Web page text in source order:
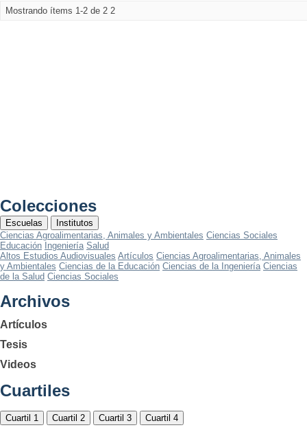
Mostrando ítems 1-2 de 2 2
Colecciones
Escuelas
Institutos
Ciencias Agroalimentarias, Animales y Ambientales Ciencias Sociales
Educación Ingeniería Salud
Altos Estudios Audiovisuales Artículos Ciencias Agroalimentarias, Animales
y Ambientales Ciencias de la Educación Ciencias de la Ingeniería Ciencias
de la Salud Ciencias Sociales
Archivos
Artículos
Tesis
Videos
Cuartiles
Cuartil 1 Cuartil 2 Cuartil 3 Cuartil 4